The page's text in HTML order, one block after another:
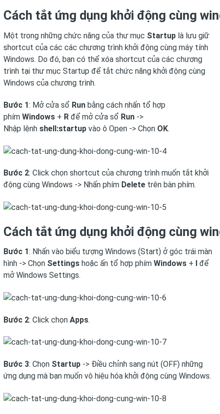
Cách tắt ứng dụng khởi động cùng
Một trong những chức năng của thư mục Startup là lưu giữ
shortcut của các các chương trình khởi động cùng máy tính
Windows. Do đó, bạn có thể xóa shortcut của các chương
trình tại thư mục Startup để tắt chức năng khởi động cùng
Windows của chương trình.
Bước 1: Mở cửa sổ Run bằng cách nhấn tổ hợp
phím Windows + R để mở cửa sổ Run ->
Nhập lệnh shell:startup vào ô Open -> Chọn OK.
Bước 2: Click chọn shortcut của chương trình muốn tắt khởi
động cùng Windows -> Nhấn phím Delete trên bàn phím.
Cách tắt ứng dụng khởi động cùng
Bước 1: Nhấn vào biểu tượng Windows (Start) ở góc trái màn
hình -> Chọn Settings hoặc ấn tổ hợp phím Windows +
để
mở Windows Settings.
Bước 2: Click chọn Apps.
Bước 3: Chọn Startup -> Điều chỉnh sang nút (OFF) những
ứng dụng mà bạn muốn vô hiệu hóa khởi động cùng Windows.